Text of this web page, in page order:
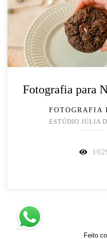
Fotografia para
FOTOGRAFIA
ESTÚDIO JÚLIA
Feito